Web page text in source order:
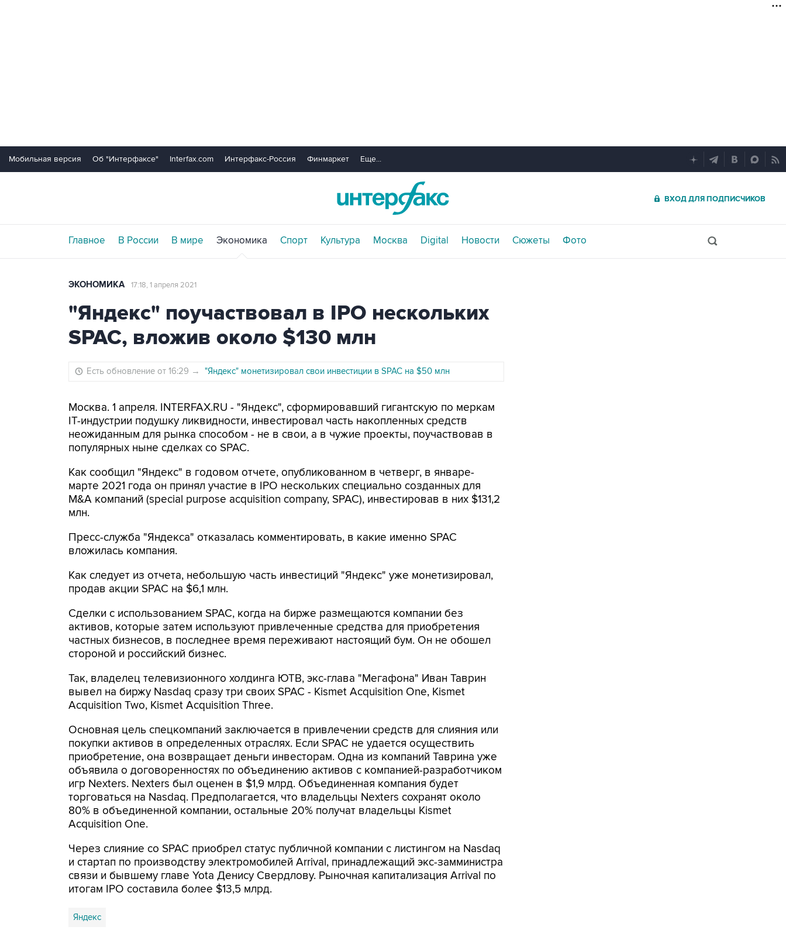
Мобильная версия Об "Интерфаксе" Interfax.com Интерфакс-Россия Финмаркет Еще...
ВХОД ДЛЯ ПОДПИСЧИКОВ
Главное В России В мире Экономика Спорт Культура Москва Digital Новости Сюжеты Фото
ЭКОНОМИКА 17:18, 1 апреля 2021
"Яндекс" поучаствовал в IPO нескольких
SPAC, вложив около $130 млн
Есть обновление от 16:29 → "Яндекс" монетизировал свои инвестиции в SPAC на $50 млн
Москва. 1 апреля. INTERFAX.RU - "Яндекс", сформировавший гигантскую по меркам
IT-индустрии подушку ликвидности, инвестировал часть накопленных средств
неожиданным для рынка способом - не в свои, а в чужие проекты, поучаствовав в
популярных ныне сделках со SPAC.
Как сообщил "Яндекс" в годовом отчете, опубликованном в четверг, в январе-
марте 2021 года он принял участие в IPO нескольких специально созданных для
M&A компаний (special purpose acquisition company, SPAC), инвестировав в них $131,2
млн.
Пресс-служба "Яндекса" отказалась комментировать, в какие именно SPAC
вложилась компания.
Как следует из отчета, небольшую часть инвестиций "Яндекс" уже монетизировал,
продав акции SPAC на $6,1 млн.
Сделки с использованием SPAC, когда на бирже размещаются компании без
активов, которые затем используют привлеченные средства для приобретения
частных бизнесов, в последнее время переживают настоящий бум. Он не обошел
стороной и российский бизнес.
Так, владелец телевизионного холдинга ЮТВ, экс-глава "Мегафона" Иван Таврин
вывел на биржу Nasdaq сразу три своих SPAC - Kismet Acquisition One, Kismet
Acquisition Two, Kismet Acquisition Three.
Основная цель спецкомпаний заключается в привлечении средств для слияния или
покупки активов в определенных отраслях. Если SPAC не удается осуществить
приобретение, она возвращает деньги инвесторам. Одна из компаний Таврина уже
объявила о договоренностях по объединению активов с компанией-разработчиком
игр Nexters. Nexters был оценен в $1,9 млрд. Объединенная компания будет
торговаться на Nasdaq. Предполагается, что владельцы Nexters сохранят около
80% в объединенной компании, остальные 20% получат владельцы Kismet
Acquisition One.
Через слияние со SPAC приобрел статус публичной компании с листингом на Nasdaq
и стартап по производству электромобилей Arrival, принадлежащий экс-замминистра
связи и бывшему главе Yota Денису Свердлову. Рыночная капитализация Arrival по
итогам IPO составила более $13,5 млрд.
Яндекс